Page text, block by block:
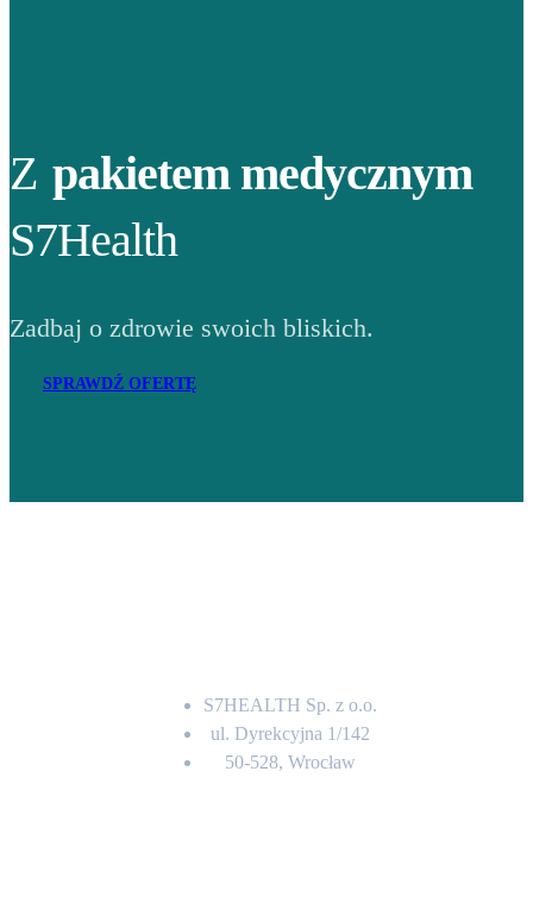
Z pakietem medycznym
S7Health
Zadbaj o zdrowie swoich bliskich.
SPRAWDŹ OFERTĘ
S7HEALTH Sp. z o.o.
ul. Dyrekcyjna 1/142
50-528, Wrocław